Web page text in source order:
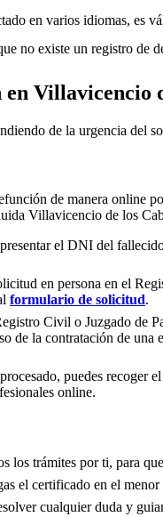
en varios idiomas, es
no existe un registro de
en Villavicencio
de la urgencia del
de manera online
Villavicencio de los
el DNI del
en persona en el
formulario de solicitud.
Civil o Juzgado de
de la contratación de
puedes recoger
online.
los trámites por ti, para
el certificado en el
cualquier duda y